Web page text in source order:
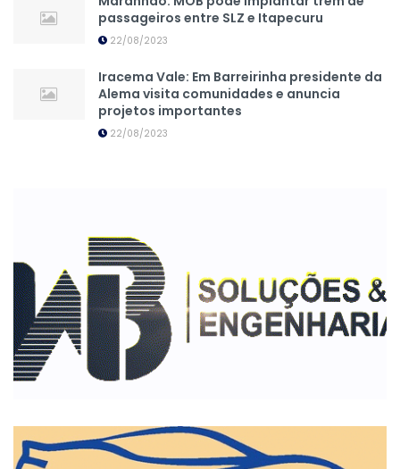
passageiros entre SLZ e Itapecuru
22/08/2023
Iracema Vale: Em Barreirinha presidente da
Alema visita comunidades e anuncia
projetos importantes
22/08/2023